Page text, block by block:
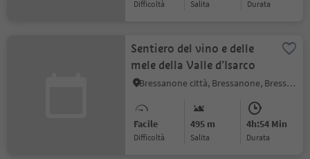
Difficoltà Salita durata
Sentiero del vino e delle
mele della Valle d’Isarco
Bressanone città, Bressanone, Bressanone e dintorni
Facile
Difficoltà
495 m
Salita
4h:54 Min
durata